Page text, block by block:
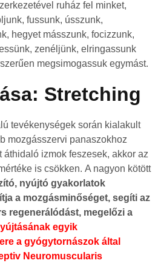
ruház fel minket,
fussunk, ússzunk,
hegyet másszunk, focizzunk,
zenéljünk, elringassunk
megsimogassuk egymást.
Stretching
tevékenységek során kialakult
mozgásszervi panaszokhoz
izmok feszesek, akkor az
is csökken. A nagyon kötött
nyújtó gyakorlatok
a mozgásminőséget, segíti az
regenerálódást, megelőzi a
egyik
a gyógytornászok által
Neuromuscularis